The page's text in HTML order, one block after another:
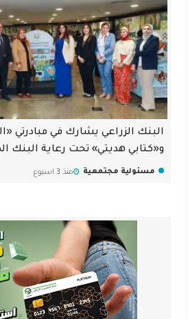
البنك الزراعي يشارك في مبادرتي
و«كتابي هديتي» تحت رعاية البنك
مسئولية مجتمعية منذ 3 اسبوع